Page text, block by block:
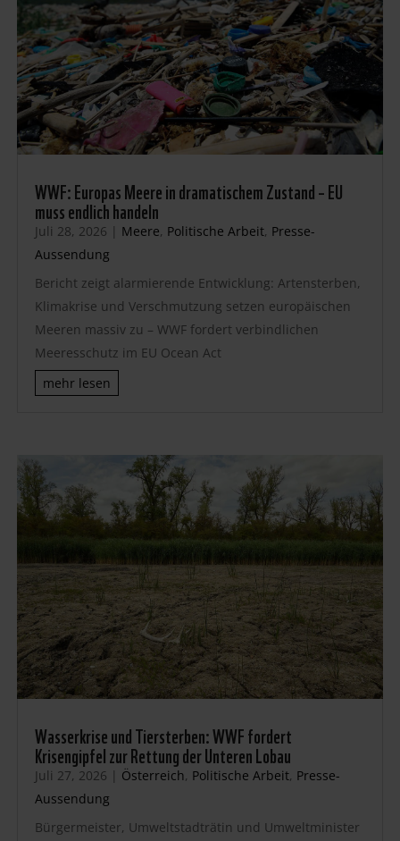
WWF: Europas Meere in dramatischem Zustand – EU
muss endlich handeln
Juli 28, 2026 | Meere, Politische Arbeit, Presse-
Aussendung
Bericht zeigt alarmierende Entwicklung: Artensterben,
Klimakrise und Verschmutzung setzen europäischen
Meeren massiv zu – WWF fordert verbindlichen
Meeresschutz im EU Ocean Act
mehr lesen
Wasserkrise und Tiersterben: WWF fordert
Krisengipfel zur Rettung der Unteren Lobau
Juli 27, 2026 | Österreich, Politische Arbeit, Presse-
Aussendung
Bürgermeister, Umweltstadträtin und Umweltminister